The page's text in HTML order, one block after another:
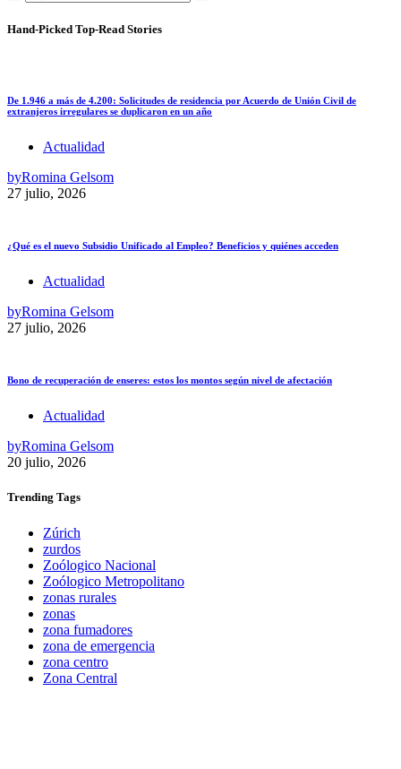
Hand-Picked Top-Read Stories
De 1.946 a más de 4.200: Solicitudes de residencia por Acuerdo de Unión Civil de
extranjeros irregulares se duplicaron en un año
Actualidad
byRomina Gelsom
27 julio, 2026
¿Qué es el nuevo Subsidio Unificado al Empleo? Beneficios y quiénes acceden
Actualidad
byRomina Gelsom
27 julio, 2026
Bono de recuperación de enseres: estos los montos según nivel de afectación
Actualidad
byRomina Gelsom
20 julio, 2026
Trending Tags
Zúrich
zurdos
Zoólogico Nacional
Zoólogico Metropolitano
zonas rurales
zonas
zona fumadores
zona de emergencia
zona centro
Zona Central